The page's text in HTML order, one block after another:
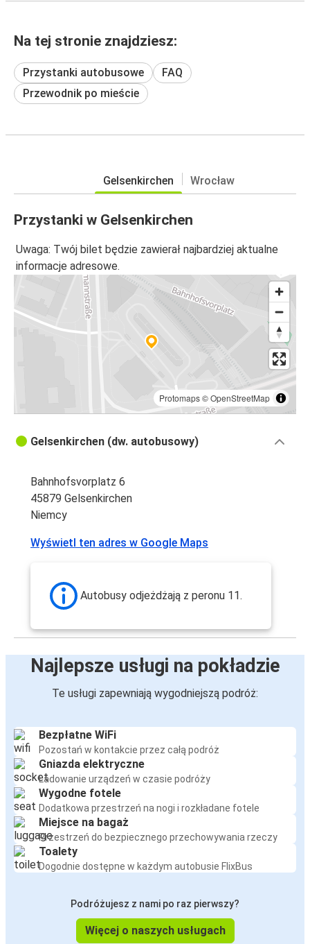
Na tej stronie znajdziesz:
Przystanki autobusowe
FAQ
Przewodnik po mieście
Gelsenkirchen Wrocław
Przystanki w Gelsenkirchen
Uwaga: Twój bilet będzie zawierał najbardziej aktualne
informacje adresowe.
Protomaps©OpenStreetMap
Gelsenkirchen (dw. autobusowy)
Bahnhofsvorplatz 6
45879 Gelsenkirchen
Niemcy
Wyświetl ten adres w Google Maps
Autobusy odjeżdżają z peronu 11.
Najlepsze usługi na pokładzie
Te usługi zapewniają wygodniejszą podróż:
Bezpłatne WiFi
Pozostań w kontakcie przez całą podróż
Gniazda elektryczne
Ładowanie urządzeń w czasie podróży
Wygodne fotele
Dodatkowa przestrzeń na nogi i rozkładane fotele
Miejsce na bagaż
Przestrzeń do bezpiecznego przechowywania rzeczy
Toalety
Dogodnie dostępne w każdym autobusie FlixBus
Podróżujesz z nami po raz pierwszy?
Więcej o naszych usługach